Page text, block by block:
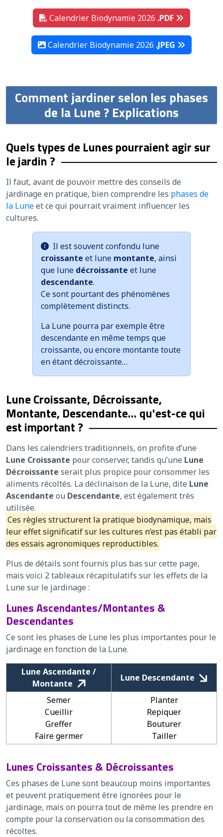
Calendrier Biodynamie 2026 .PDF
Calendrier Biodynamie 2026 .JPEG
Comment jardiner selon les phases
de la Lune ? Explications
Quels types de Lunes pourraient agir sur
le jardin ?
Il faut, avant de pouvoir mettre des conseils de
jardinage en pratique, bien comprendre les phases de
la Luneet ce qui pourrait vraiment influencer les
cultures.
Il est souvent confondu lune
croissante et lune montante, ainsi
que lune décroissante et lune
descendante.
Ce sont pourtant des phénomènes
complètement distincts.
La Lune pourra par exemple être
descendante en même temps que
croissante, ou encore montante toute
en étant décroissante…
Lune Croissante, Décroissante,
Montante, Descendante… qu'est-ce qui
est important ?
Dans les calendriers traditionnels, on profite d’une
Lune Croissante pour conserver, tandis qu’une Lune
Décroissante serait plus propice pour consommer les
aliments récoltés. La déclinaison de la Lune, dite Lune
Ascendante ou Descendante, est également très
utilisée.
Ces règles structurent la pratique biodynamique, mais
leur effet significatif sur les cultures n’est pas établi par
des essais agronomiques reproductibles.
Plus de détails sont fournis plus bas sur cette page,
mais voici 2 tableaux récapitulatifs sur les effets de la
Lune sur le jardinage :
Lunes Ascendantes/Montantes &
Descendantes
Ce sont les phases de Lune les plus importantes pour le
jardinage en fonction de la Lune.
Lune Ascendante /
Montante
Lune Descendante
Semer
Cueillir
Greffer
Faire germer
Planter
Repiquer
Bouturer
Tailler
Lunes Croissantes & Décroissantes
Ces phases de Lune sont beaucoup moins importantes
et peuvent pratiquement être ignorées pour le
jardinage, mais on pourra tout de même les prendre en
compte pour la conservation ou la consommation des
récoltes.